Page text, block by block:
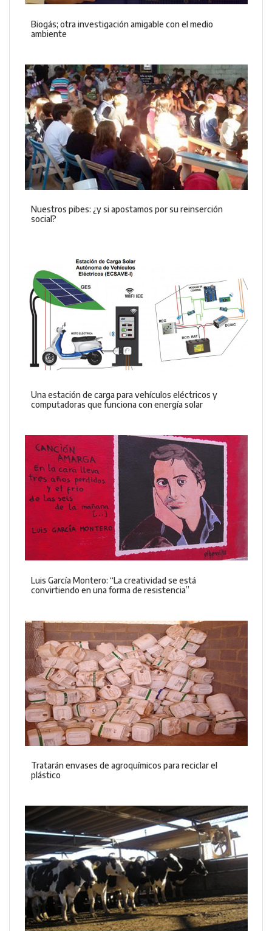
Biogás; otra investigación amigable con el medio
ambiente
Nuestros pibes: ¿y si apostamos por su reinserción
social?
Una estación de carga para vehículos eléctricos y
computadoras que funciona con energía solar
Luis García Montero: “La creatividad se está
convirtiendo en una forma de resistencia”
Tratarán envases de agroquímicos para reciclar el
plástico